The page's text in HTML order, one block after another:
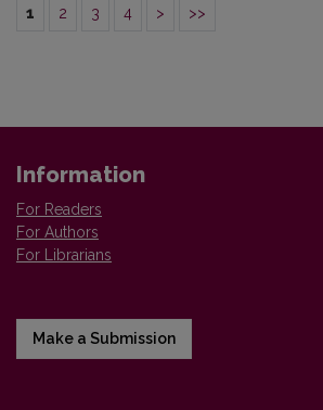
1 2 3 4 > >>
Information
For Readers
For Authors
For Librarians
Make a Submission